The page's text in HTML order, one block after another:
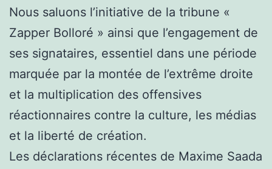
Nous saluons l’initiative de la tribune «
Zapper Bolloré » ainsi que l’engagement de
ses signataires, essentiel dans une période
marquée par la montée de l’extrême droite
et la multiplication des offensives
réactionnaires contre la culture, les médias
et la liberté de création.
Les déclarations récentes de Maxime Saada